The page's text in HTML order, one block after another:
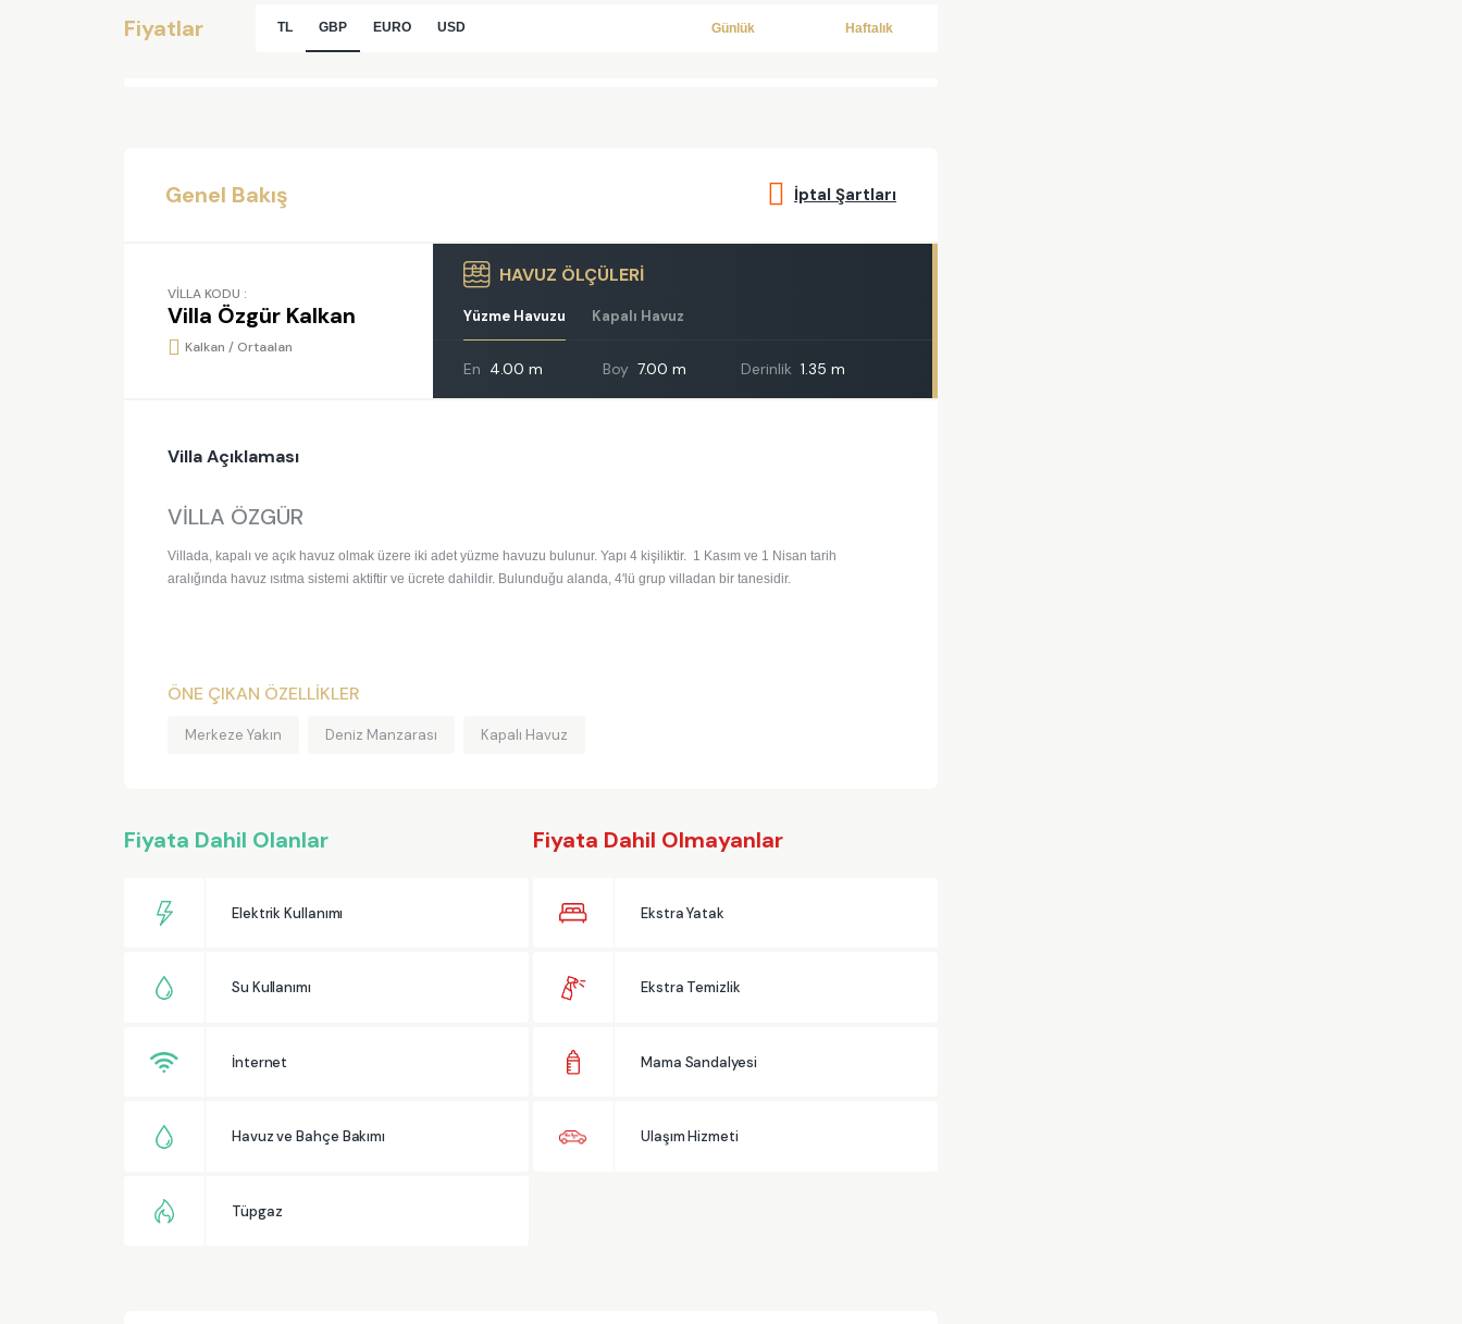
Fiyatlar TL GBP EURO USD Günlük Haftalık
Genel Bakış İptal Şartları
VİLLA KODU :
Villa Özgür Kalkan
Kalkan / Ortaalan
HAVUZ ÖLÇÜLERİ
Yüzme Havuzu Kapalı Havuz
En 4.00 m Boy 7.00 m Derinlik 1.35 m
Villa Açıklaması
VİLLA ÖZGÜR
Villada, kapalı ve açık havuz olmak üzere iki adet yüzme havuzu bulunur. Yapı 4 kişiliktir. 1 Kasım ve 1 Nisan tarih
aralığında havuz ısıtma sistemi aktiftir ve ücrete dahildir. Bulunduğu alanda, 4'lü grup villadan bir tanesidir.
ÖNE ÇIKAN ÖZELLİKLER
Merkeze Yakın Deniz Manzarası Kapalı Havuz
Fiyata Dahil Olanlar
Elektrik Kullanımı
Su Kullanımı
İnternet
Havuz ve Bahçe Bakımı
Tüpgaz
Fiyata Dahil Olmayanlar
Ekstra Yatak
Ekstra Temizlik
Mama Sandalyesi
Ulaşım Hizmeti